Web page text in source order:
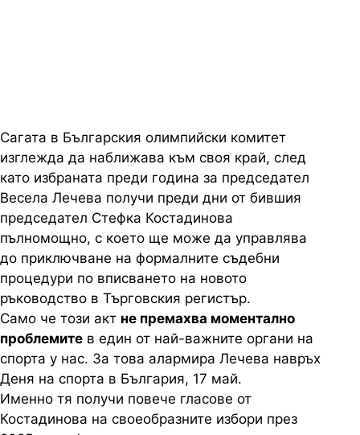
Сагата в Българския олимпийски комитет
изглежда да наближава към своя край, след
като избраната преди година за председател
Весела Лечева получи преди дни от бившия
председател Стефка Костадинова
пълномощно, с което ще може да управлява
до приключване на формалните съдебни
процедури по вписването на новото
ръководство в Търговския регистър.
Само че този акт не премахва моментално
проблемите в един от най-важните органи на
спорта у нас. За това алармира Лечева навръх
Деня на спорта в България, 17 май.
Именно тя получи повече гласове от
Костадинова на своеобразните избори през